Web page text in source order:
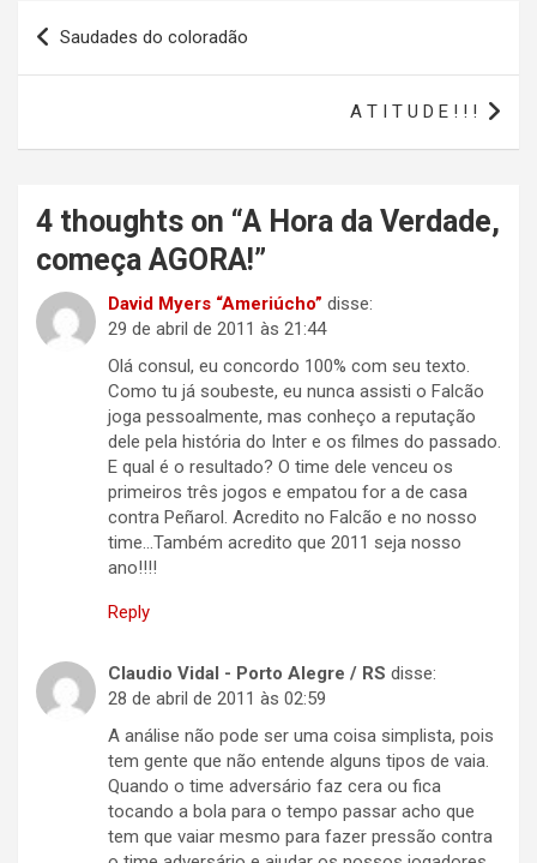
Navegação
de
Saudades do coloradão
A T I T U D E ! ! !
4 thoughts on “A Hora da Verdade,
começa AGORA!”
David Myers “Ameriúcho” disse:
29 de abril de 2011 às 21:44
Olá consul, eu concordo 100% com seu texto.
Como tu já soubeste, eu nunca assisti o Falcão
joga pessoalmente, mas conheço a reputação
dele pela história do Inter e os filmes do passado.
E qual é o resultado? O time dele venceu os
primeiros três jogos e empatou for a de casa
contra Peñarol. Acredito no Falcão e no nosso
time…Também acredito que 2011 seja nosso
ano!!!!
Reply
Claudio Vidal - Porto Alegre / RS disse:
28 de abril de 2011 às 02:59
A análise não pode ser uma coisa simplista, pois
tem gente que não entende alguns tipos de vaia.
Quando o time adversário faz cera ou fica
tocando a bola para o tempo passar acho que
tem que vaiar mesmo para fazer pressão contra